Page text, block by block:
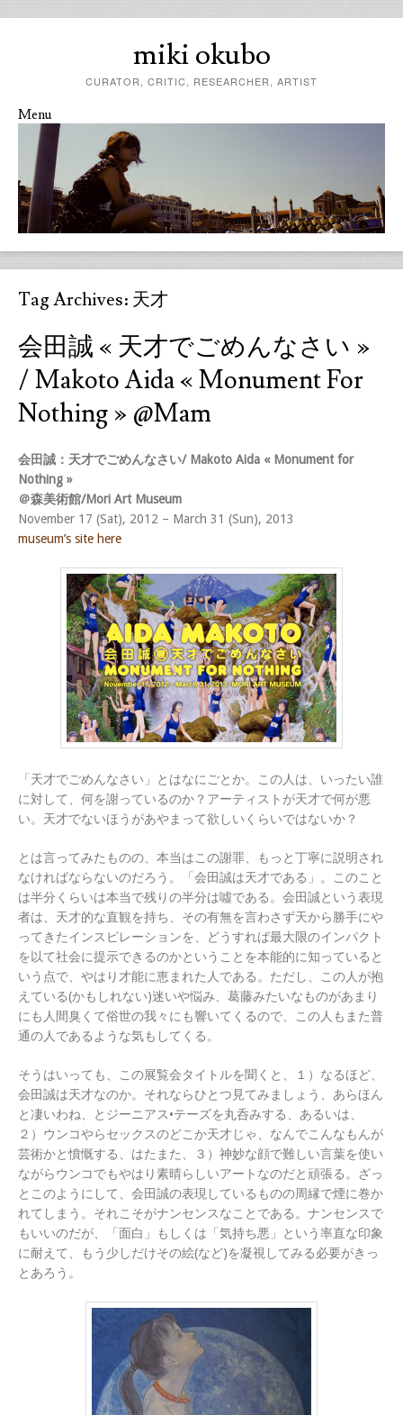
miki okubo
CURATOR, CRITIC, RESEARCHER, ARTIST
Menu
Skip to content
Tag Archives: 天才
会田誠 « 天才でごめんなさい »
/ Makoto Aida « Monument For
Nothing » @Mam
会田誠：天才でごめんなさい/ Makoto Aida « Monument for
Nothing »
＠森美術館/Mori Art Museum
November 17 (Sat), 2012 – March 31 (Sun), 2013
museum’s site here
「天才でごめんなさい」とはなにごとか。この人は、いったい誰
に対して、何を謝っているのか？アーティストが天才で何が悪
い。天才でないほうがあやまって欲しいくらいではないか？
とは言ってみたものの、本当はこの謝罪、もっと丁寧に説明され
なければならないのだろう。「会田誠は天才である」。このこと
は半分くらいは本当で残りの半分は噓である。会田誠という表現
者は、天才的な直観を持ち、その有無を言わさず天から勝手にや
ってきたインスピレーションを、どうすれば最大限のインパクト
を以て社会に提示できるのかということを本能的に知っていると
いう点で、やはり才能に恵まれた人である。ただし、この人が抱
えている(かもしれない)迷いや悩み、葛藤みたいなものがあまり
にも人間臭くて俗世の我々にも響いてくるので、この人もまた普
通の人であるような気もしてくる。
そうはいっても、この展覧会タイトルを聞くと、１）なるほど、
会田誠は天才なのか。それならひとつ見てみましょう、あらほん
と凄いわね、とジーニアス•テーズを丸呑みする、あるいは、
２）ウンコやらセックスのどこか天才じゃ、なんでこんなもんが
芸術かと憤慨する、はたまた、３）神妙な顔で難しい言葉を使い
ながらウンコでもやはり素晴らしいアートなのだと頑張る。ざっ
とこのようにして、会田誠の表現しているものの周縁で煙に巻か
れてしまう。それこそがナンセンスなことである。ナンセンスで
もいいのだが、「面白」もしくは「気持ち悪」という率直な印象
に耐えて、もう少しだけその絵(など)を凝視してみる必要がきっ
とあろう。